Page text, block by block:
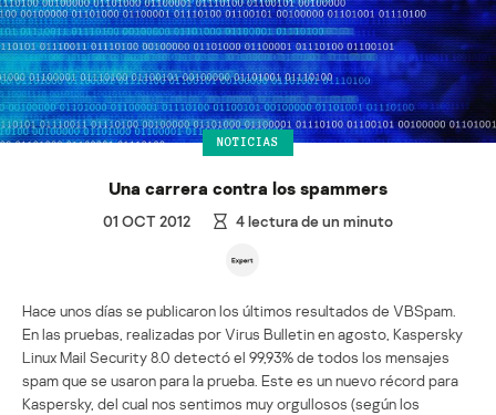
NOTICIAS
Una carrera contra los spammers
01 OCT 2012 4lectura de un minuto
Hace unos días se publicaron los últimos resultados de VBSpam.
En las pruebas, realizadas por Virus Bulletin en agosto, Kaspersky
Linux Mail Security 8.0 detectó el 99,93% de todos los mensajes
spam que se usaron para la prueba. Este es un nuevo récord para
Kaspersky, del cual nos sentimos muy orgullosos (según los